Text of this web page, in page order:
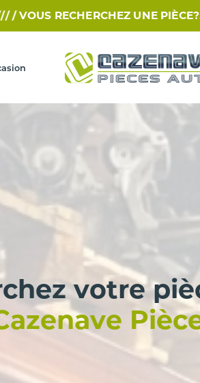
RECHERCHEZ UNE PIÈCE?...
votre